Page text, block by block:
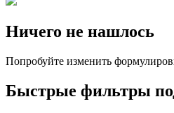
Ничего не нашлось
Попробуйте изменить
Быстрые фильтры